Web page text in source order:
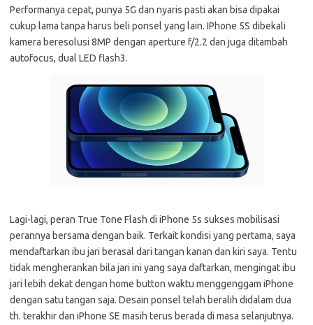
Performanya cepat, punya 5G dan nyaris pasti akan bisa dipakai
cukup lama tanpa harus beli ponsel yang lain. IPhone 5S dibekali
kamera beresolusi 8MP dengan aperture f/2.2 dan juga ditambah
autofocus, dual LED flash3.
Lagi-lagi, peran True Tone Flash di iPhone 5s sukses mobilisasi
perannya bersama dengan baik. Terkait kondisi yang pertama, saya
mendaftarkan ibu jari berasal dari tangan kanan dan kiri saya. Tentu
tidak mengherankan bila jari ini yang saya daftarkan, mengingat ibu
jari lebih dekat dengan home button waktu menggenggam iPhone
dengan satu tangan saja. Desain ponsel telah beralih didalam dua
th. terakhir dan iPhone SE masih terus berada di masa selanjutnya.